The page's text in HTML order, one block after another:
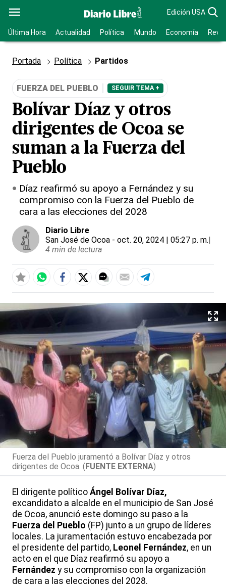
Edición USA
Última Hora Actualidad Política Mundo Economía
Portada Política Partidos
FUERZA DEL PUEBLO SEGUIR TEMA +
Bolívar Díaz y otros
dirigentes de Ocoa se
suman a la Fuerza del
Pueblo
Díaz reafirmó su apoyo a Fernández y su
compromiso con la Fuerza del Pueblo de
cara a las elecciones del 2028
Diario Libre
San José de Ocoa - oct. 20, 2024 | 05:27 p. m.|
4 min de lectura
Fuerza del Pueblo juramentó a Bolívar Díaz y otros
dirigentes de Ocoa. (FUENTE EXTERNA)
El dirigente político Ángel Bolívar Díaz,
excandidato a alcalde en el municipio de San José
de Ocoa, anunció este domingo su paso a la
Fuerza del Pueblo (FP) junto a un grupo de líderes
locales. La juramentación estuvo encabezada por
el presidente del partido, Leonel Fernández, en un
acto en el que Díaz reafirmó su apoyo a
Fernández y su compromiso con la organización
de cara a las elecciones del 2028.